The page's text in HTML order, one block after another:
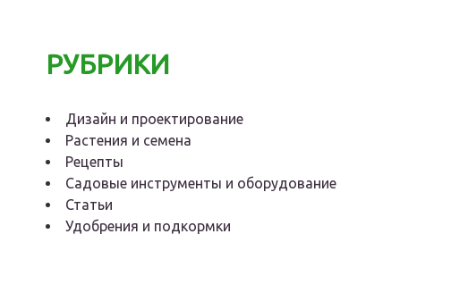
РУБРИКИ
Дизайн и проектирование
Растения и семена
Рецепты
Садовые инструменты и оборудование
Статьи
Удобрения и подкормки